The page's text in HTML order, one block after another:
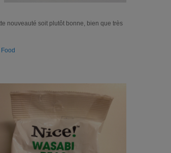
nouveauté soit plutôt bonne, bien que très
Food